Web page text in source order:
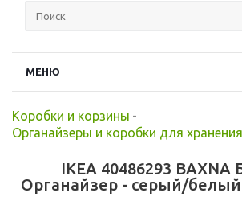
МЕНЮ
Коробки и корзины -
Органайзеры и коробки для
IKEA 40486293
Органайзер - серый/белый